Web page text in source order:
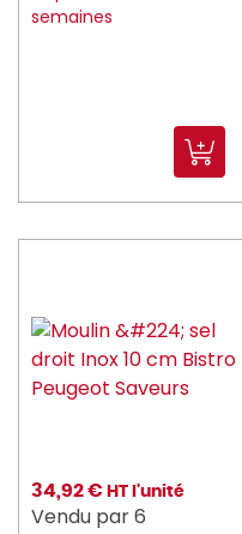
CIF (7)
Cristal_d_Arques (4)
DALEBROOK (15)
DE_BUYER (141)
delaroca (10)
semaines
34,92 € HT l'unité
Vendu par 6